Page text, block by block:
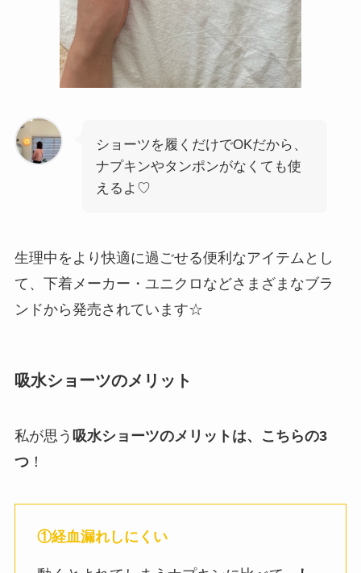
ショーツを履くだけでOKだから、
ナプキンやタンポンがなくても使
えるよ♡
生理中をより快適に過ごせる便利なアイテムとし
て、下着メーカー・ユニクロなどさまざまなブラ
ンドから発売されています☆
吸水ショーツのメリット
私が思う 吸水ショーツのメリットは、こちらの3
つ！
①経血漏れしにくい